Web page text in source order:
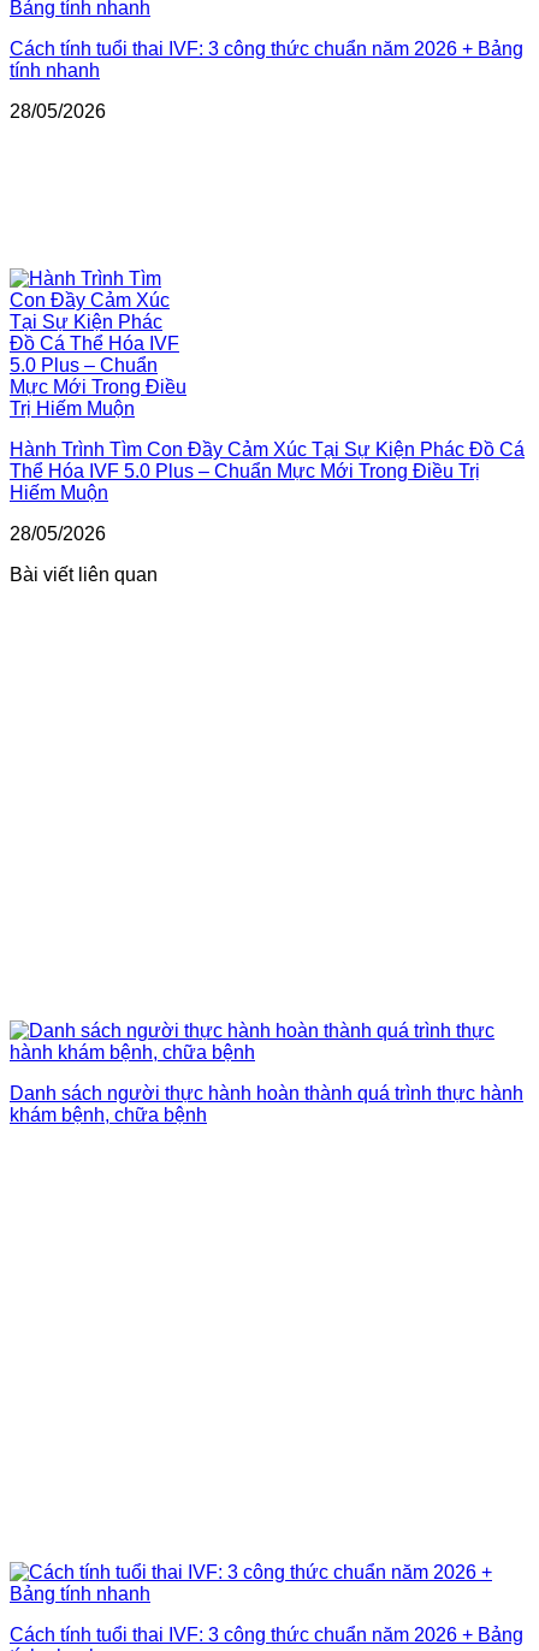
Cách tính tuổi thai IVF: 3 công thức chuẩn năm 2026 + Bảng
tính nhanh
28/05/2026
Hành Trình Tìm Con Đầy Cảm Xúc Tại Sự Kiện Phác Đồ Cá
Thể Hóa IVF 5.0 Plus – Chuẩn Mực Mới Trong Điều Trị
Hiếm Muộn
28/05/2026
Bài viết liên quan
Danh sách người thực hành hoàn thành quá trình thực hành
khám bệnh, chữa bệnh
Cách tính tuổi thai IVF: 3 công thức chuẩn năm 2026 + Bảng